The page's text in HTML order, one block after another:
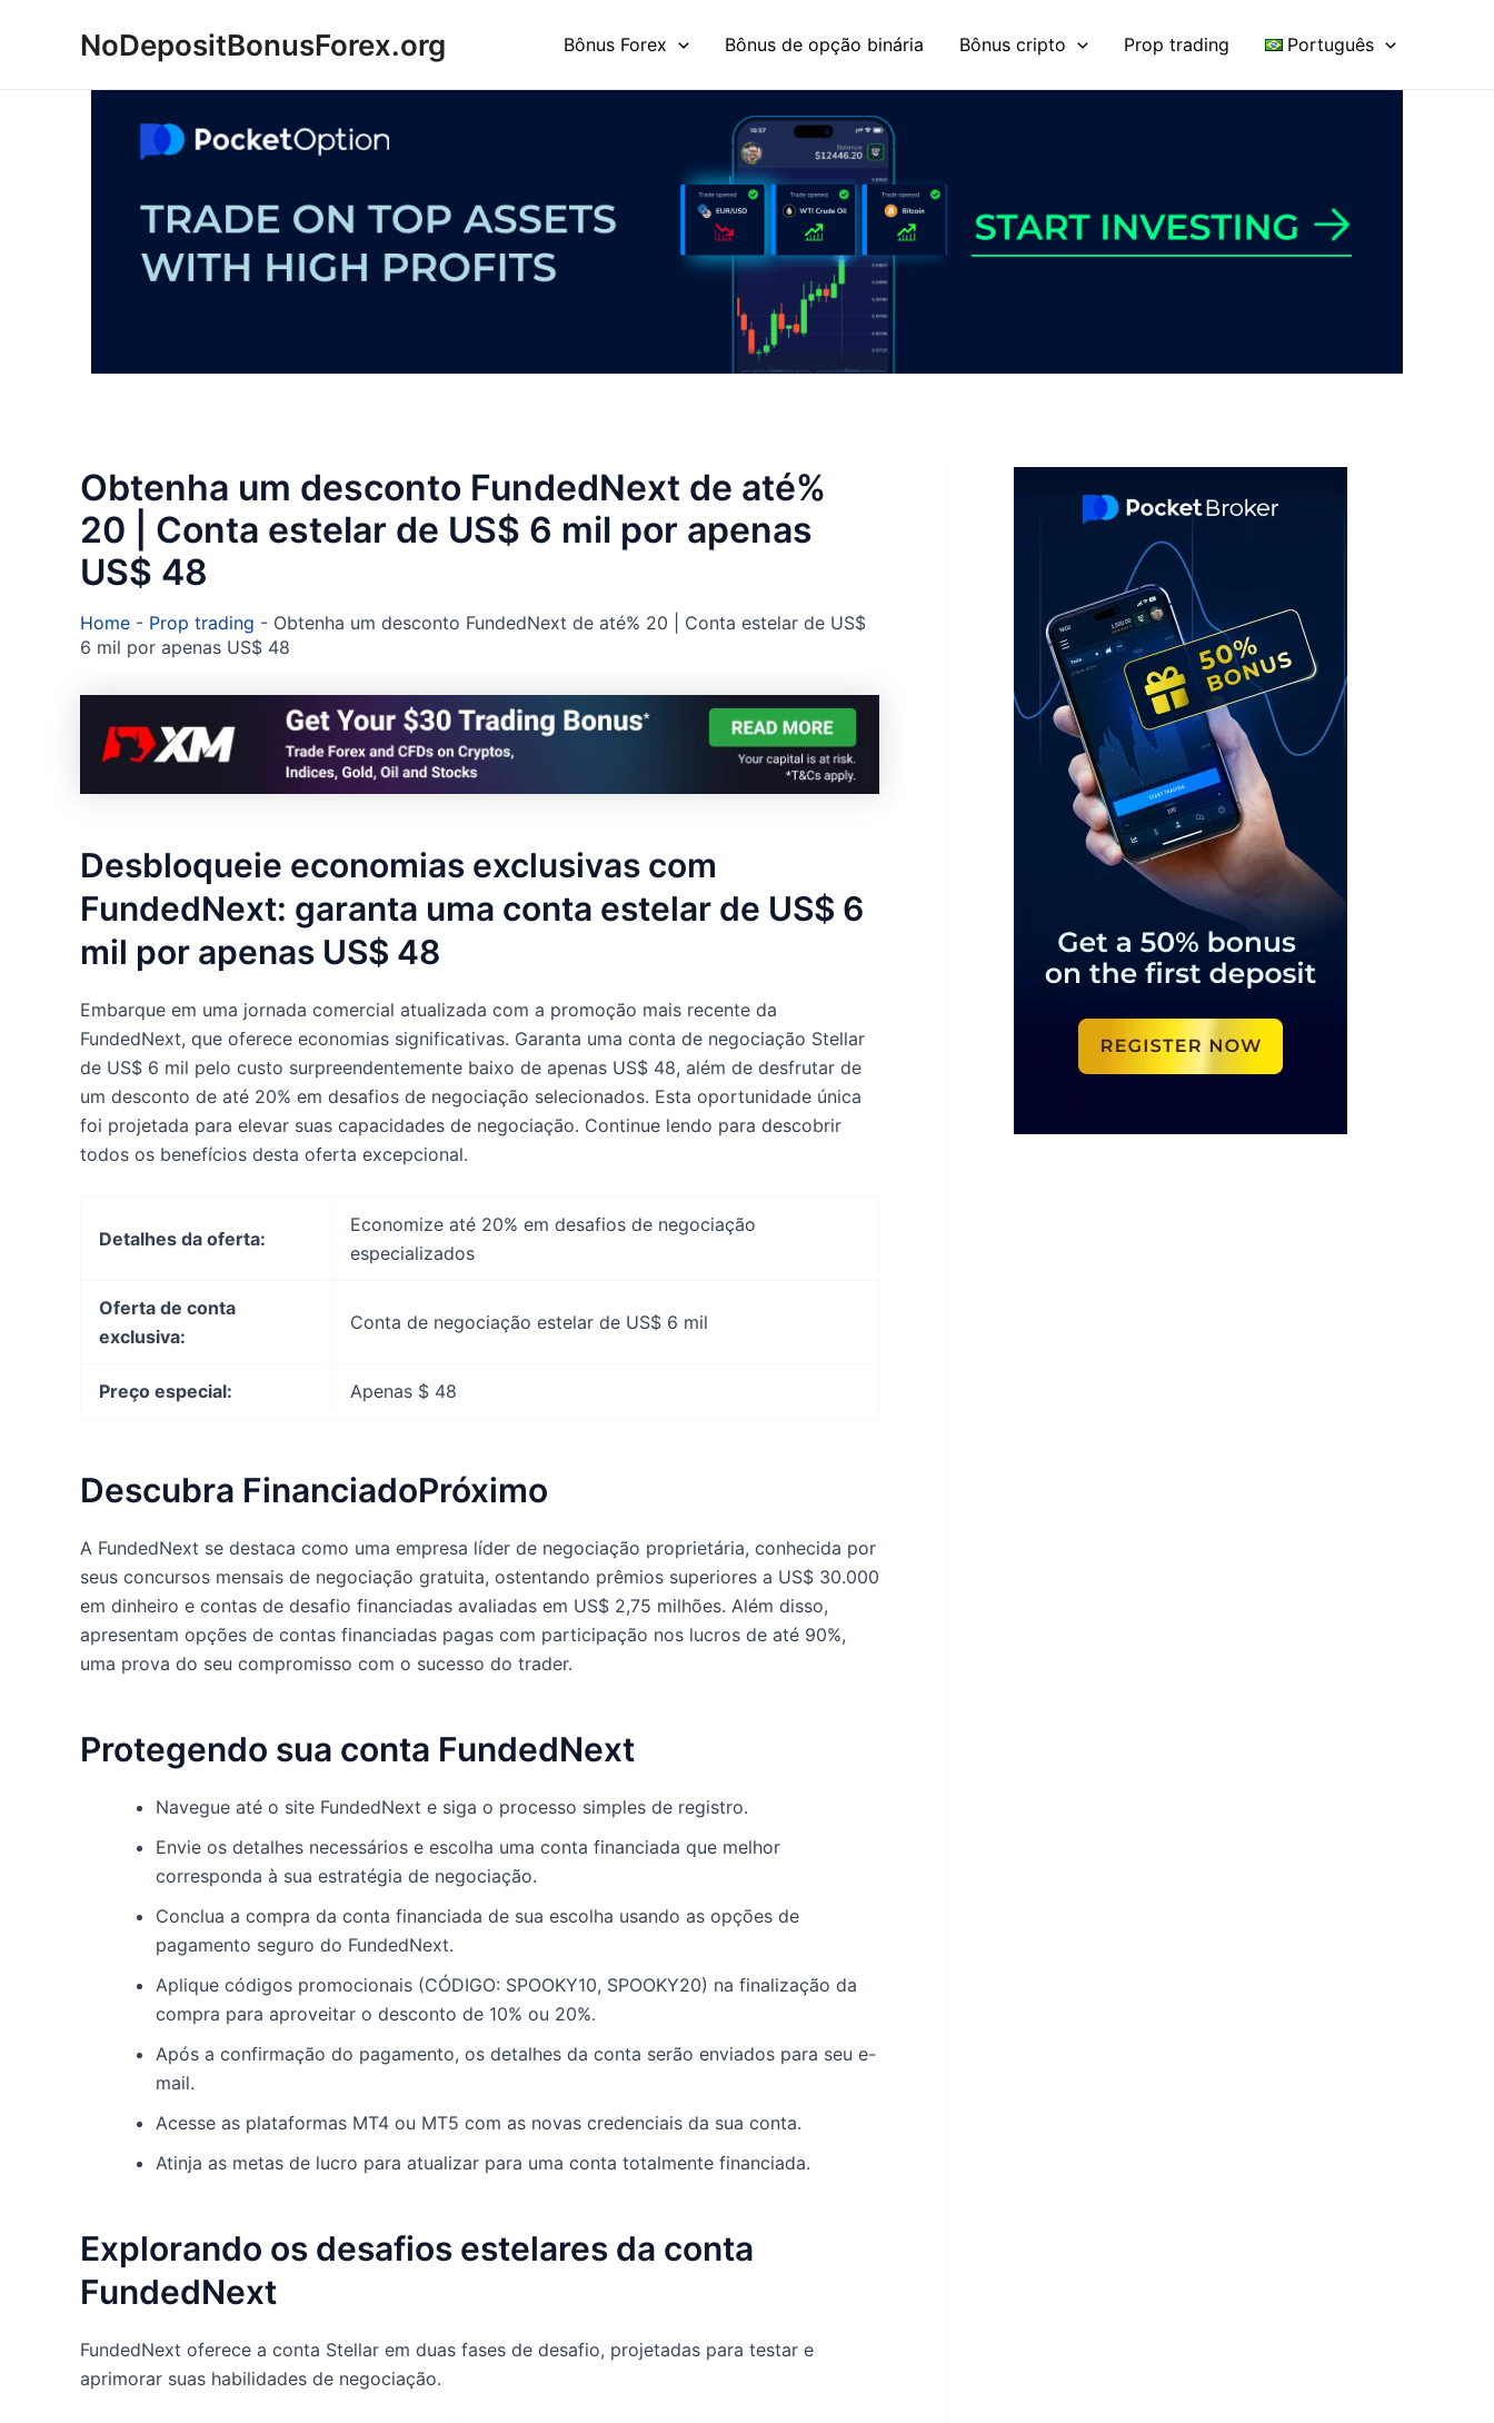
NoDepositBonusForex.org Bônus Forex Bônus de opção binária Bônus cripto Prop trading Português
Obtenha um desconto FundedNext de até%
20 | Conta estelar de US$ 6 mil por apenas
US$ 48
Home - Prop trading - Obtenha um desconto FundedNext de até% 20 | Conta estelar de US$
6 mil por apenas US$ 48
Desbloqueie economias exclusivas com
FundedNext: garanta uma conta estelar de US$ 6
mil por apenas US$ 48
Embarque em uma jornada comercial atualizada com a promoção mais recente da
FundedNext, que oferece economias significativas. Garanta uma conta de negociação Stellar
de US$ 6 mil pelo custo surpreendentemente baixo de apenas US$ 48, além de desfrutar de
um desconto de até 20% em desafios de negociação selecionados. Esta oportunidade única
foi projetada para elevar suas capacidades de negociação. Continue lendo para descobrir
todos os benefícios desta oferta excepcional.
Detalhes da oferta:
Economize até 20% em desafios de negociação
especializados
Oferta de conta
exclusiva:
Conta de negociação estelar de US$ 6 mil
Preço especial: Apenas $ 48
Descubra FinanciadoPróximo
A FundedNext se destaca como uma empresa líder de negociação proprietária, conhecida por
seus concursos mensais de negociação gratuita, ostentando prêmios superiores a US$ 30.000
em dinheiro e contas de desafio financiadas avaliadas em US$ 2,75 milhões. Além disso,
apresentam opções de contas financiadas pagas com participação nos lucros de até 90%,
uma prova do seu compromisso com o sucesso do trader.
Protegendo sua conta FundedNext
Navegue até o site FundedNext e siga o processo simples de registro.
Envie os detalhes necessários e escolha uma conta financiada que melhor
corresponda à sua estratégia de negociação.
Conclua a compra da conta financiada de sua escolha usando as opções de
pagamento seguro do FundedNext.
Aplique códigos promocionais (CÓDIGO: SPOOKY10, SPOOKY20) na finalização da
compra para aproveitar o desconto de 10% ou 20%.
Após a confirmação do pagamento, os detalhes da conta serão enviados para seu e-
mail.
Acesse as plataformas MT4 ou MT5 com as novas credenciais da sua conta.
Atinja as metas de lucro para atualizar para uma conta totalmente financiada.
Explorando os desafios estelares da conta
FundedNext
FundedNext oferece a conta Stellar em duas fases de desafio, projetadas para testar e
aprimorar suas habilidades de negociação.